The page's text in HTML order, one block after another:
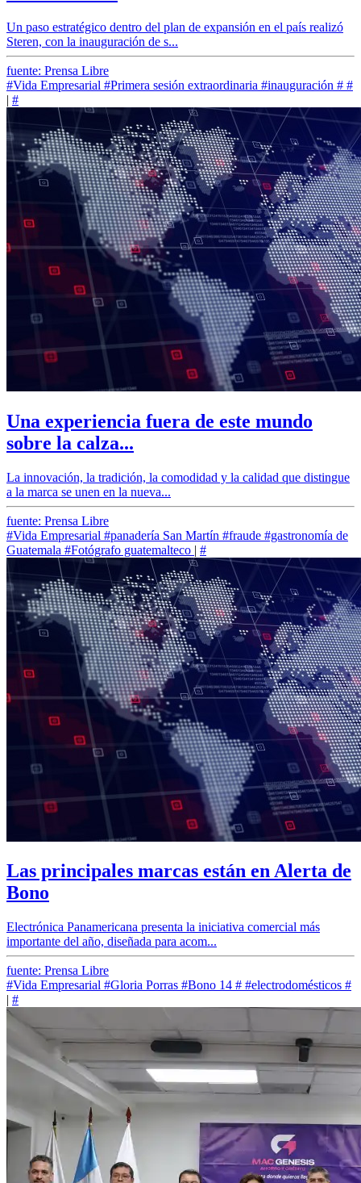
Un paso estratégico dentro del plan de expansión en el país realizó
Steren, con la inauguración de s...
fuente: Prensa Libre
#Vida Empresarial #Primera sesión extraordinaria #inauguración # #
| #
Una experiencia fuera de este mundo
sobre la calza...
La innovación, la tradición, la comodidad y la calidad que distingue
a la marca se unen en la nueva...
fuente: Prensa Libre
#Vida Empresarial #panadería San Martín #fraude #gastronomía de
Guatemala #Fotógrafo guatemalteco | #
Las principales marcas están en Alerta de
Bono
Electrónica Panamericana presenta la iniciativa comercial más
importante del año, diseñada para acom...
fuente: Prensa Libre
#Vida Empresarial #Gloria Porras #Bono 14 # #electrodomésticos #
| #